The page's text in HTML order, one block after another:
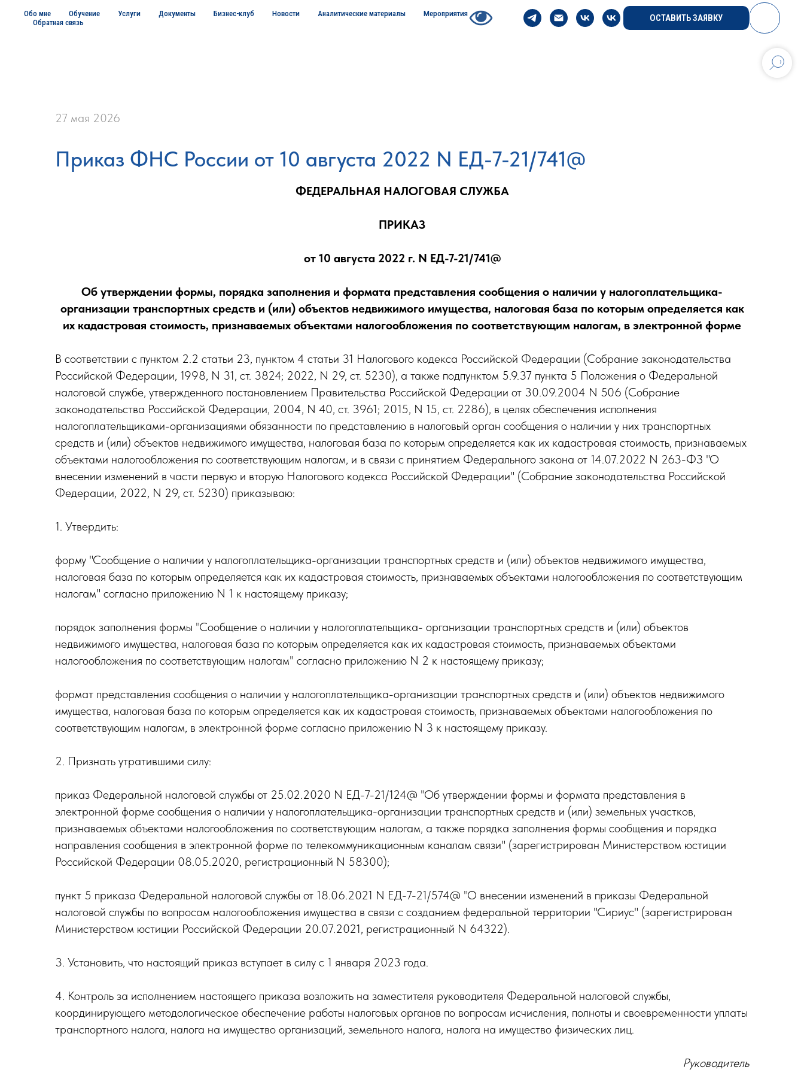
Обо мне Обучение Услуги Документы Бизнес-клуб Новости Аналитические материалы
Мероприятия
Обратная связь
ОСТАВИТЬ ЗАЯВКУ
27 мая 2026
Приказ ФНС России от 10 августа 2022 N ЕД-7-21/741@
ФЕДЕРАЛЬНАЯ НАЛОГОВАЯ СЛУЖБА
ПРИКАЗ
от 10 августа 2022 г. N ЕД-7-21/741@
Об утверждении формы, порядка заполнения и формата представления сообщения о наличии у налогоплательщика-
организации транспортных средств и (или) объектов недвижимого имущества, налоговая база по которым определяется как
их кадастровая стоимость, признаваемых объектами налогообложения по соответствующим налогам, в электронной форме
В соответствии с пунктом 2.2 статьи 23, пунктом 4 статьи 31 Налогового кодекса Российской Федерации (Собрание законодательства
Российской Федерации, 1998, N 31, ст. 3824; 2022, N 29, ст. 5230), а также подпунктом 5.9.37 пункта 5 Положения о Федеральной
налоговой службе, утвержденного постановлением Правительства Российской Федерации от 30.09.2004 N 506 (Собрание
законодательства Российской Федерации, 2004, N 40, ст. 3961; 2015, N 15, ст. 2286), в целях обеспечения исполнения
налогоплательщиками-организациями обязанности по представлению в налоговый орган сообщения о наличии у них транспортных
средств и (или) объектов недвижимого имущества, налоговая база по которым определяется как их кадастровая стоимость, признаваемых
объектами налогообложения по соответствующим налогам, и в связи с принятием Федерального закона от 14.07.2022 N 263-ФЗ "О
внесении изменений в части первую и вторую Налогового кодекса Российской Федерации" (Собрание законодательства Российской
Федерации, 2022, N 29, ст. 5230) приказываю:
1. Утвердить:
форму "Сообщение о наличии у налогоплательщика-организации транспортных средств и (или) объектов недвижимого имущества,
налоговая база по которым определяется как их кадастровая стоимость, признаваемых объектами налогообложения по соответствующим
налогам" согласно приложению N 1 к настоящему приказу;
порядок заполнения формы "Сообщение о наличии у налогоплательщика- организации транспортных средств и (или) объектов
недвижимого имущества, налоговая база по которым определяется как их кадастровая стоимость, признаваемых объектами
налогообложения по соответствующим налогам" согласно приложению N 2 к настоящему приказу;
формат представления сообщения о наличии у налогоплательщика-организации транспортных средств и (или) объектов недвижимого
имущества, налоговая база по которым определяется как их кадастровая стоимость, признаваемых объектами налогообложения по
соответствующим налогам, в электронной форме согласно приложению N 3 к настоящему приказу.
2. Признать утратившими силу:
приказ Федеральной налоговой службы от 25.02.2020 N ЕД-7-21/124@ "Об утверждении формы и формата представления в
электронной форме сообщения о наличии у налогоплательщика-организации транспортных средств и (или) земельных участков,
признаваемых объектами налогообложения по соответствующим налогам, а также порядка заполнения формы сообщения и порядка
направления сообщения в электронной форме по телекоммуникационным каналам связи" (зарегистрирован Министерством юстиции
Российской Федерации 08.05.2020, регистрационный N 58300);
пункт 5 приказа Федеральной налоговой службы от 18.06.2021 N ЕД-7-21/574@ "О внесении изменений в приказы Федеральной
налоговой службы по вопросам налогообложения имущества в связи с созданием федеральной территории "Сириус" (зарегистрирован
Министерством юстиции Российской Федерации 20.07.2021, регистрационный N 64322).
3. Установить, что настоящий приказ вступает в силу с 1 января 2023 года.
4. Контроль за исполнением настоящего приказа возложить на заместителя руководителя Федеральной налоговой службы,
координирующего методологическое обеспечение работы налоговых органов по вопросам исчисления, полноты и своевременности уплаты
транспортного налога, налога на имущество организаций, земельного налога, налога на имущество физических лиц.
Руководитель